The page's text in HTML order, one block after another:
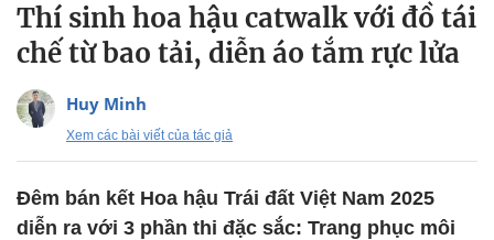
Thí sinh hoa hậu catwalk với đồ tái
chế từ bao tải, diễn áo tắm rực lửa
Huy Minh
Xem các bài viết của tác giả
Đêm bán kết Hoa hậu Trái đất Việt Nam 2025
diễn ra với 3 phần thi đặc sắc: Trang phục môi